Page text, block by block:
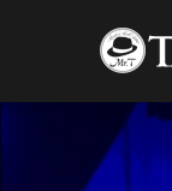
ツ
12:00 AM